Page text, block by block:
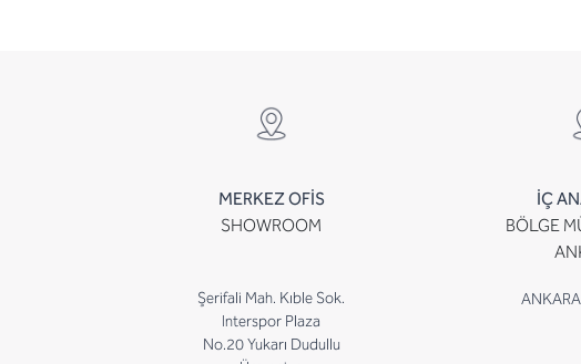
MERKEZ OFİS
SHOWROOM
Şerifali Mah. Kıble Sok.
Interspor Plaza
No.20 Yukarı Dudullu
İÇ
BÖLGE